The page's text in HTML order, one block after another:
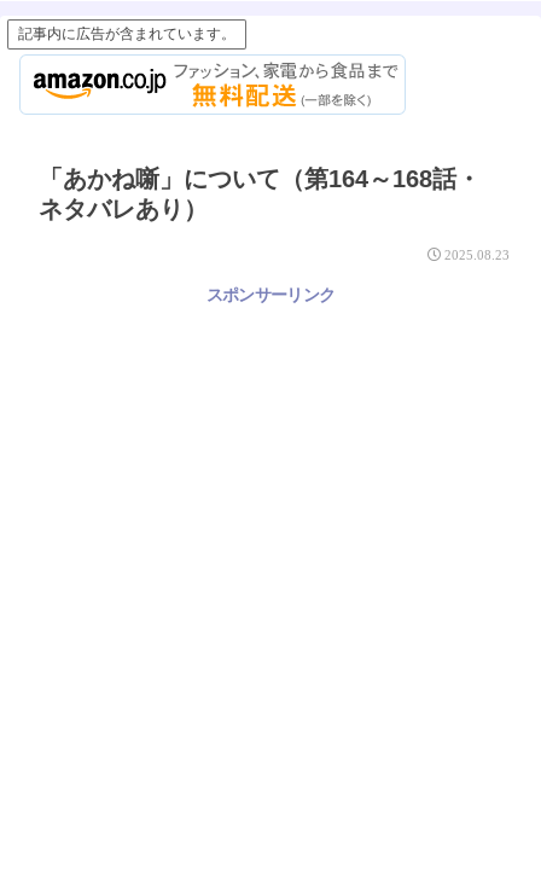
記事内に広告が含まれています。
「あかね噺」について（第164～168話・
ネタバレあり）
2025.08.23
スポンサーリンク